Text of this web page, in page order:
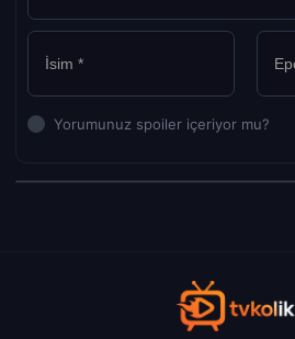
Yorumunuz spoiler içeriyor mu?